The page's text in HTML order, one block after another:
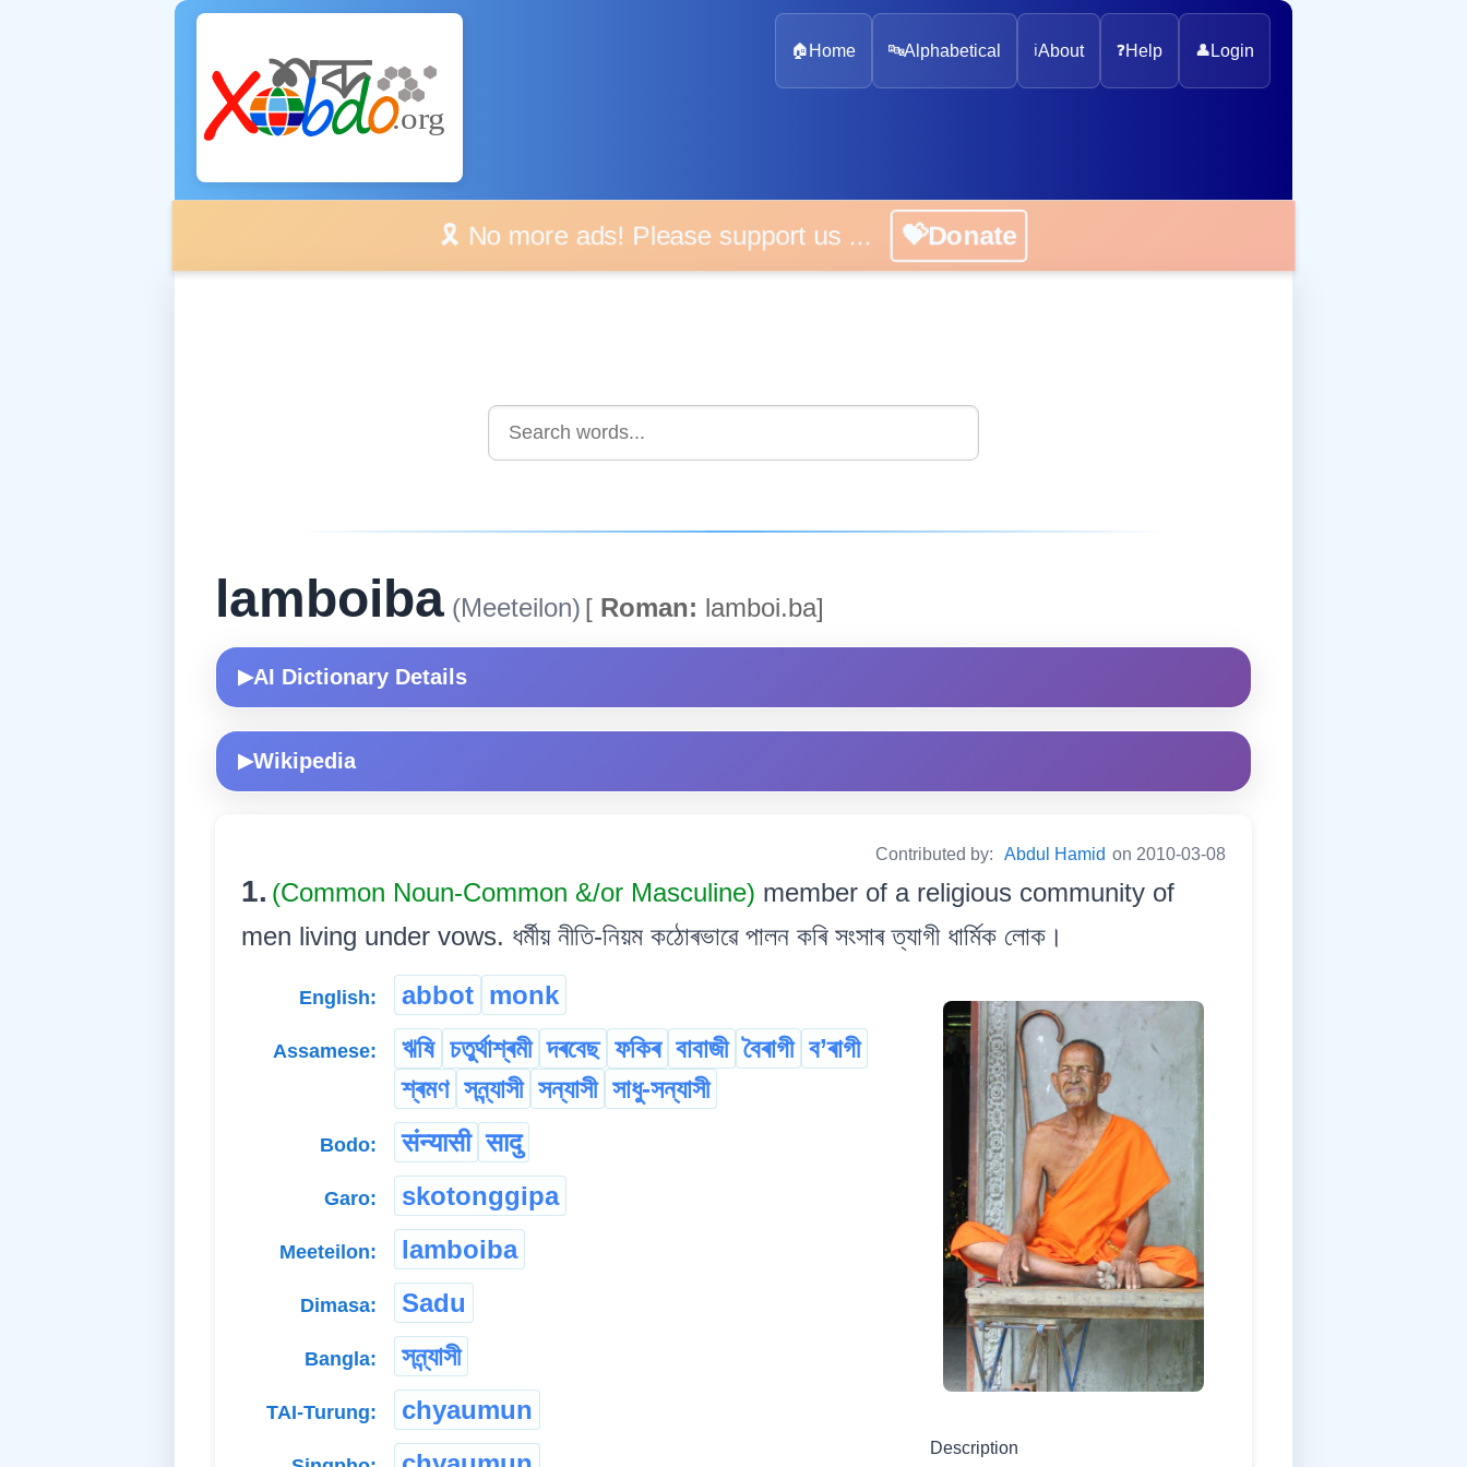
🏠 Home 🔤Alphabetical ℹ️About ❓Help 👤 Login
🎗️ No more ads! Please support us ... 💝Donate
lamboiba (Meeteilon) [ Roman: lamboi.ba]
▶AI Dictionary Details
▶Wikipedia
Contributed by: Abdul Hamid on 2010-03-08
1. (Common Noun-Common &/or Masculine) member of a religious community of
men living under vows. ধৰ্মীয় নীতি-নিয়ম কঠোৰভাৱে পালন কৰি সংসাৰ ত্যাগী ধাৰ্মিক লোক।
Description
English: abbot monk
Assamese: ঋষি চতুৰ্থাশ্ৰমী দৰবেছ ফকিৰ বাবাজী বৈৰাগী ব’ৰাগী
শ্ৰমণ সন্ন্যাসী সন্যাসী সাধু-সন্যাসী
Bodo: संन्यासी सादु
Garo: skotonggipa
Meeteilon: lamboiba
Dimasa: Sadu
Bangla: সন্ন্যাসী
TAI-Turung: chyaumun